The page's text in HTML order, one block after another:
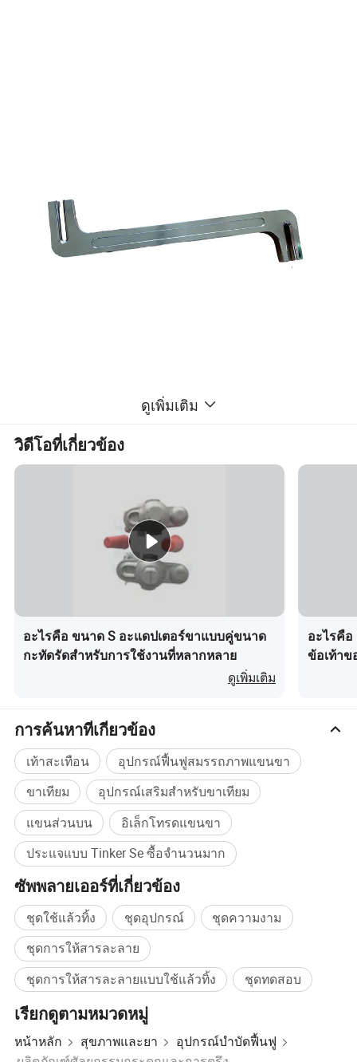
โปรไฟล์บริษัท
บริษัทชิเจียซียง Rehufu Rehabilitation Device Technology Co.,
Ltd เป็นบริษัทที่มีประสบการณ์การทำงานระดับมืออาชีพมากกว่า 15
ปีในการผลิตและส่งออกชิ้นงานที่น่าสลดใจและเป็นอุปกรณ์เสริมพื้น
โลกบริษัทของเราเป็นผู้ผลิตกายภาพเรามีศูนย์ปฏิบัติการที่แม่นยำของ
เราเอง CNC เครื่องกลึงเครื่องตัดเลเซอร์ และการประชุมเชิงปฏิบัติ
การเพื่อการประกอบชิ้นส่วนของเราเองเราจึงสามารถลดราคาได้
ที่สุดแก่คุณได้ ข้อได้เปรียบของเราคือผลิตภัณฑ์ที่ครบวงจรคุณภาพดี
ราคาดีเยี่ยมบริการหลังการขายดีที่สุด และพิเศษเรามีทีมออกแบบและ
พัฒนาของเราเองนักออกแบบทุกท่านมีประสบการณ์ที่หลากหลายใน
อุตสาหกรรมที่น่าสมเพชและอุตสาหกรรมออร์โธติกดังนั้นเราจึง
การออกแบบ ( บริการ ODM) เพื่อตอบสนองความต้องการเฉพาะของ
ท่านได้
ดูเพิ่มเติม
วิดีโอที่เกี่ยวข้อง
อะไรคือ ขนาด S อะแดปเตอร์ขาแบบคู่ขนาด
กะทัดรัดสำหรับการใช้งานที่หลากหลาย
ดูเพิ่มเติม
อะไรคือ
ข้อเท้าข
การค้นหาที่เกี่ยวข้อง
เท้าสะเทือน
อุปกรณ์ฟื้นฟูสมรรถภาพแขนขา
ขาเทียม
อุปกรณ์เสริมสำหรับขาเทียม
แขนส่วนบน
อิเล็กโทรดแขนขา
ประแจแบบ Tinker Se ซื้อจำนวนมาก
ซัพพลายเออร์ที่เกี่ยวข้อง
ชุดใช้แล้วทิ้ง ชุดอุปกรณ์
ชุดความงาม
ชุดการให้สารละลาย
ชุดการให้สารละลายแบบใช้แล้วทิ้ง
ชุดทดสอบ
เรียกดูตามหมวดหมู่
หน้าหลัก สุขภาพและยา
อุปกรณ์บำบัดฟื้นฟู